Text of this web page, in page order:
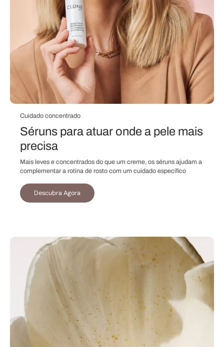
Cuidado concentrado
Séruns para atuar onde a pele mais
precisa
Mais leves e concentrados do que um creme, os séruns ajudam a
complementar a rotina de rosto com um cuidado específico
Descubra Agora